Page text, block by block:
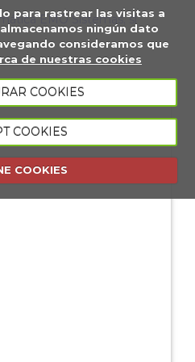
para rastrear las visitas a
ningún dato
consideramos que
de nuestras cookies
COOKIES
COOKIES
COOKIES
Páginas
web
Tiendas
virtuales
Página web
presencial